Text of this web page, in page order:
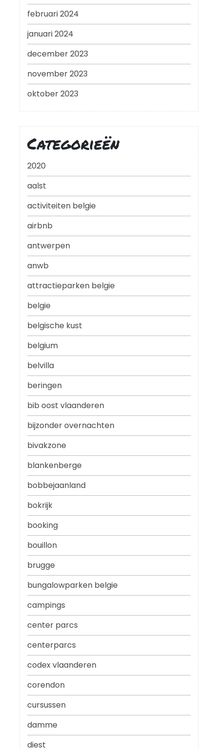
februari 2024
januari 2024
december 2023
november 2023
oktober 2023
Categorieën
2020
aalst
activiteiten belgie
airbnb
antwerpen
anwb
attractieparken belgie
belgie
belgische kust
belgium
belvilla
beringen
bib oost vlaanderen
bijzonder overnachten
bivakzone
blankenberge
bobbejaanland
bokrijk
booking
bouillon
brugge
bungalowparken belgie
campings
center parcs
centerparcs
codex vlaanderen
corendon
cursussen
damme
diest